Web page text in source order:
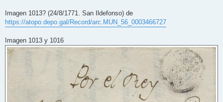
Imagen 1013? (24/8/1771. San Ildefonso) de
https://atopo.depo.gal/Record/arc.MUN_56_0003466727
Imagen 1013 y 1016